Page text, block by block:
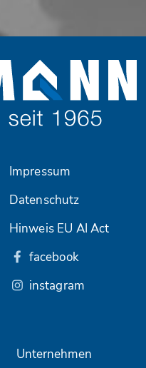
Unternehmen
Impressum
Datenschutz
Hinweis EU AI Act
facebook
instagram